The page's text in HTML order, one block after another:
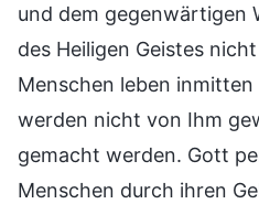
und dem gegenwärtigen
des Heiligen Geistes
Menschen leben
werden nicht von Ihm
gemacht werden. Gott
Menschen durch ihren